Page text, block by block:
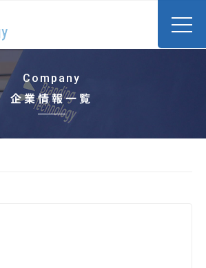
Company
企業情報一覧